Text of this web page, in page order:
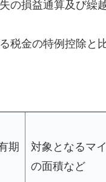
の損益通算及び繰
税金の特例控除と
期
対象となるマ
の面積など